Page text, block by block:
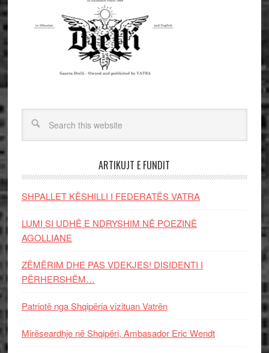
ARTIKUJT E FUNDIT
SHPALLET KËSHILLI I FEDERATËS VATRA
LUMI SI UDHË E NDRYSHIM NË POEZINË
AGOLLIANE
ZËMËRIM DHE PAS VDEKJES! DISIDENTI I
PËRHERSHËM…
Patriotë nga Shqipëria vizituan Vatrën
Mirëseardhje në Shqipëri, Ambasador Eric Wendt